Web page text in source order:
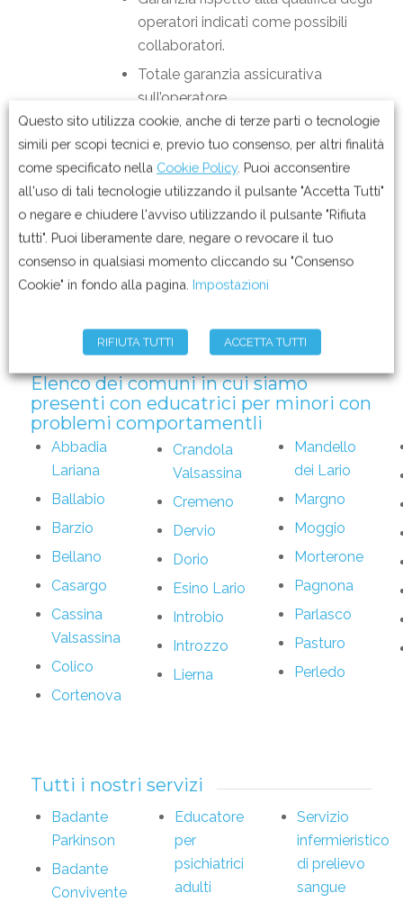
operatori indicati come possibili
collaboratori.
Totale garanzia assicurativa
sull’operatore.
Progettazione educativa
personalizzata sul minore, eseguita
da professionisti con pluriennale
esperienza nel settore.
Controllo mensile della qualità e
della adeguatezza della
prestazione svolta dal personale,
da noi selezionato
Elenco dei comuni in cui siamo
presenti con educatrici per minori con
problemi comportamentli
Abbadia
Lariana
Ballabio
Barzio
Bellano
Casargo
Cassina
Valsassina
Colico
Cortenova
Crandola
Valsassina
Cremeno
Dervio
Dorio
Esino Lario
Introbio
Introzzo
Lierna
Mandello
dei Lario
Margno
Moggio
Morterone
Pagnona
Parlasco
Pasturo
Perledo
Tutti i nostri servizi
Badante
Parkinson
Badante
Convivente
Educatore
per
psichiatrici
adulti
Servizio
infermieristico
di prelievo
sangue
Questo sito utilizza cookie, anche di terze parti o tecnologie
simili per scopi tecnici e, previo tuo consenso, per altri finalità
come specificato nella Cookie Policy. Puoi acconsentire
all'uso di tali tecnologie utilizzando il pulsante "Accetta Tutti"
o negare e chiudere l'avviso utilizzando il pulsante "Rifiuta
tutti". Puoi liberamente dare, negare o revocare il tuo
consenso in qualsiasi momento cliccando su "Consenso
Cookie" in fondo alla pagina. Impostazioni
RIFIUTA TUTTI ACCETTA TUTTI